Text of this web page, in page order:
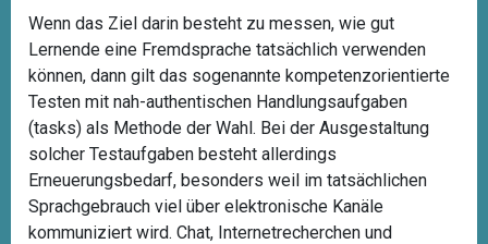
Wenn das Ziel darin besteht zu messen, wie gut
Lernende eine Fremdsprache tatsächlich verwenden
können, dann gilt das sogenannte kompetenzorientierte
Testen mit nah-authentischen Handlungsaufgaben
(tasks) als Methode der Wahl. Bei der Ausgestaltung
solcher Testaufgaben besteht allerdings
Erneuerungsbedarf, besonders weil im tatsächlichen
Sprachgebrauch viel über elektronische Kanäle
kommuniziert wird. Chat, Internetrecherchen und